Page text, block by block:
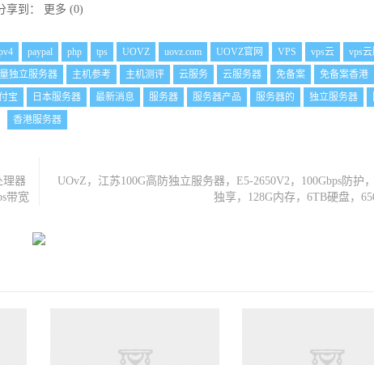
享到： 更多 (0)
paypal php tps UOVZ uovz.com UOVZ官网 VPS vps云
vps
独立服务器 主机参考 主机测评 云服务 云服务器 免备案
免备案香港
宝 日本服务器 最新消息 服务器 服务器产品 服务器的 独立服务器
香港服务器
理器
带宽
UOvZ，江苏100G高防独立服务器，E5-2650V2，100Gbps防护
独享，128G内存，6TB硬盘，